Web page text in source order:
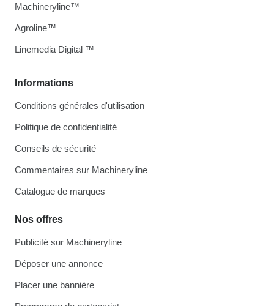
Informations
Conditions générales d'utilisation
Politique de confidentialité
Conseils de sécurité
Commentaires sur Machineryline
Catalogue de marques
Nos offres
Publicité sur Machineryline
Déposer une annonce
Placer une bannière
Machineryline™
Agroline™
Linemedia Digital ™